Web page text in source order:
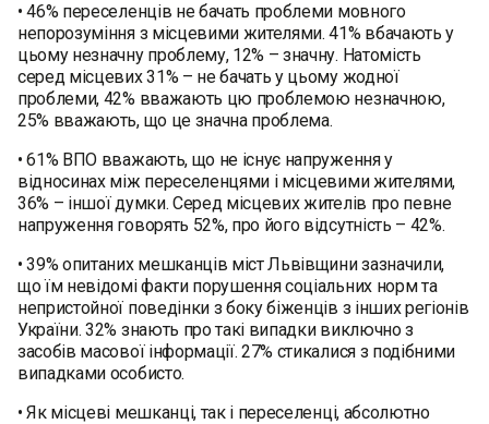
• 46% переселенців не бачать проблеми мовного
непорозуміння з місцевими жителями. 41% вбачають у
цьому незначну проблему, 12% – значну. Натомість
серед місцевих 31% – не бачать у цьому жодної
проблеми, 42% вважають цю проблемою незначною,
25% вважають, що це значна проблема.
• 61% ВПО вважають, що не існує напруження у
відносинах між переселенцями і місцевими жителями,
36% – іншої думки. Серед місцевих жителів про певне
напруження говорять 52%, про його відсутність – 42%.
• 39% опитаних мешканців міст Львівщини зазначили,
що їм невідомі факти порушення соціальних норм та
непристойної поведінки з боку біженців з інших регіонів
України. 32% знають про такі випадки виключно з
засобів масової інформації. 27% стикалися з подібними
випадками особисто.
• Як місцеві мешканці, так і переселенці, абсолютно